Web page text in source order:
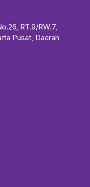
RT.9/RW.7,
Pusat, Daerah